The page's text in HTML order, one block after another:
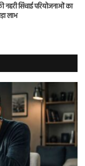
सिंचाई परियोजनाओं का
लाभ